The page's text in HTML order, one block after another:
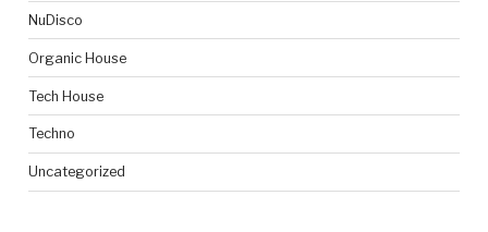
NuDisco
Organic House
Tech House
Techno
Uncategorized